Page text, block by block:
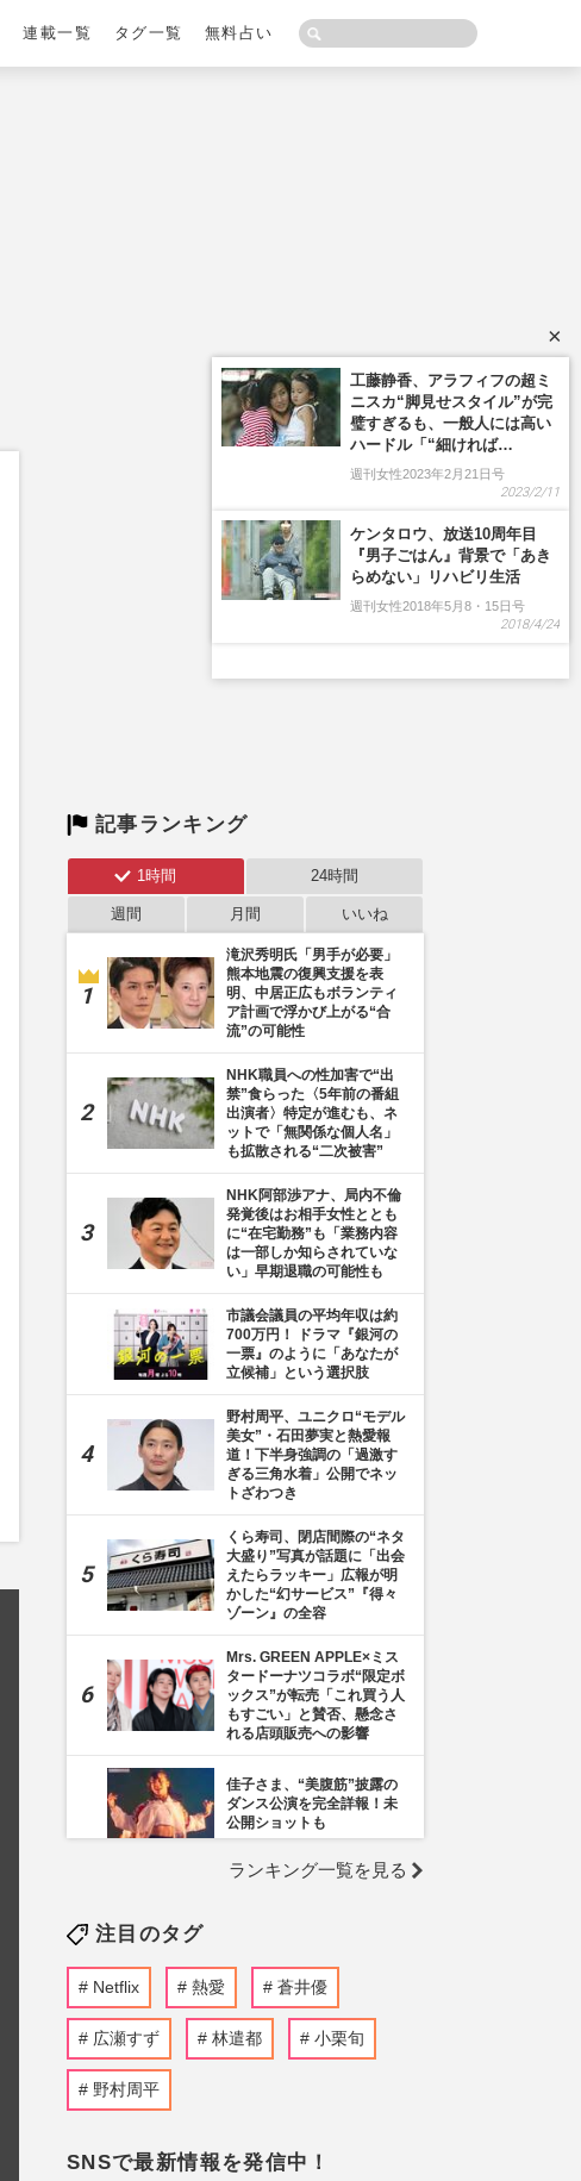
連載一覧 タグ一覧 無料占い
記事ランキング
1時間 24時間
週間 月間 いいね
滝沢秀明氏「男手が必要」
熊本地震の復興支援を表
明、中居正広もボランティ
ア計画で浮かび上がる“合
流”の可能性
NHK職員への性加害で“出
禁”食らった〈5年前の番組
出演者〉特定が進むも、ネ
ットで「無関係な個人名」
も拡散される“二次被害”
NHK阿部渉アナ、局内不倫
発覚後はお相手女性ととも
に“在宅勤務”も「業務内容
は一部しか知らされていな
い」早期退職の可能性も
市議会議員の平均年収は約
700万円！ ドラマ『銀河の
一票』のように「あなたが
立候補」という選択肢
野村周平、ユニクロ“モデル
美女”・石田夢実と熱愛報
道！下半身強調の「過激す
ぎる三角水着」公開でネッ
トざわつき
くら寿司、閉店間際の“ネタ
大盛り”写真が話題に「出会
えたらラッキー」広報が明
かした“幻サービス”『得々
ゾーン』の全容
Mrs. GREEN APPLE×ミス
タードーナツコラボ“限定ボ
ックス”が転売「これ買う人
もすごい」と賛否、懸念さ
れる店頭販売への影響
佳子さま、“美腹筋”披露の
ダンス公演を完全詳報！未
公開ショットも
《千葉市》路上喫煙「禁止
ぱーてぃーちゃん・信子、
衝撃のすっぴん姿に《ギャ
ルメイクよりいい》の
声…“お嬢様な素顔”とのギ
ャップで好感度爆上がり
フィクション』『告白』で
怪演！今後はヒール役でも
ランキング一覧を見る
注目のタグ
Netflix 熱愛 蒼井優
広瀬すず 林遣都 小栗旬
野村周平
SNSで最新情報を発信中！
×
工藤静香、アラフィフの超ミ
ニスカ“脚見せスタイル”が完
璧すぎるも、一般人には高い
ハードル「“細ければ…
週刊女性2023年2月21日号
2023/2/11
ケンタロウ、放送10周年目
『男子ごはん』背景で「あき
らめない」リハビリ生活
週刊女性2018年5月8・15日号
2018/4/24